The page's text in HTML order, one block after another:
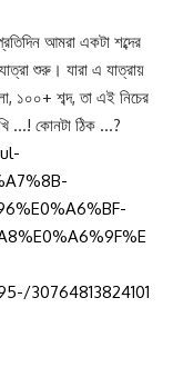
আমরা একটা শব্দের
শুরু। যারা এ যাত্রায়
১০০+ শব্দ, তা এই নিচের
…! কোনটা ঠিক …?
30764813824101